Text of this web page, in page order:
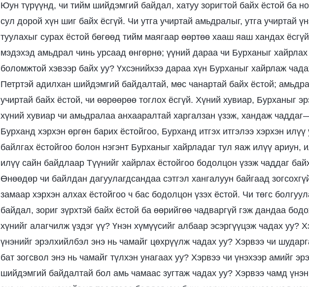
Юун түрүүнд, чи тийм шийдэмгий байдал, хатуу зоригтой байх ёстой ба
сул дорой хүн шиг байх ёсгүй. Чи утга учиртай амьдралыг, утга учиртай
туулахыг сурах ёстой бөгөөд тийм маягаар өөртөө хааш яаш хандах
мэдэхэд амьдрал чинь урсаад өнгөрнө; үүний дараа чи Бурханыг
боломжтой хэвээр байх уу? Үхсэнийхээ дараа хүн Бурханыг хайрлаж
Петртэй адилхан шийдэмгий байдалтай, мөс чанартай байх ёстой;
учиртай байх ёстой, чи өөрөөрөө тоглох ёсгүй. Хүний хувиар, Бурханыг
хүний хувиар чи амьдралаа анхааралтай харгалзан үзэж, хандаж
Бурханд хэрхэн өргөн барих ёстойгоо, Бурханд итгэх итгэлээ хэрхэн илүү
байлгах ёстойгоо болон нэгэнт Бурханыг хайрладаг тул яаж илүү ариун,
илүү сайн байдлаар Түүнийг хайрлах ёстойгоо бодолцон үзэж чаддаг
Өнөөдөр чи байлдан дагуулагдсандаа сэтгэл хангалуун байгаад
замаар хэрхэн алхах ёстойгоо ч бас бодолцон үзэх ёстой. Чи төгс
байдал, зориг зүрхтэй байх ёстой ба өөрийгөө чадваргүй гэж дандаа
хүнийг алагчилж үздэг үү? Үнэн хүмүүсийг албаар эсэргүүцэж чадах уу?
үнэнийг эрэлхийлбэл энэ нь чамайг цөхрүүлж чадах уу? Хэрвээ чи
бат зогсвол энэ нь чамайг түлхэн унагаах уу? Хэрвээ чи үнэхээр амийг
шийдэмгий байдалтай бол амь чамаас зугтаж чадах уу? Хэрвээ чамд